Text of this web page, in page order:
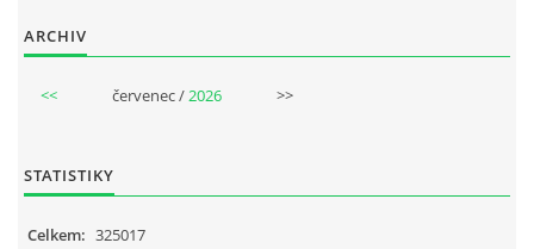
ARCHIV
<< červenec /2026 >>
STATISTIKY
Celkem: 325017